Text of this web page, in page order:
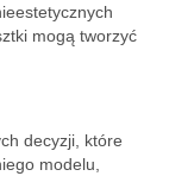
mogą tworzyć
decyzji, które
modelu,